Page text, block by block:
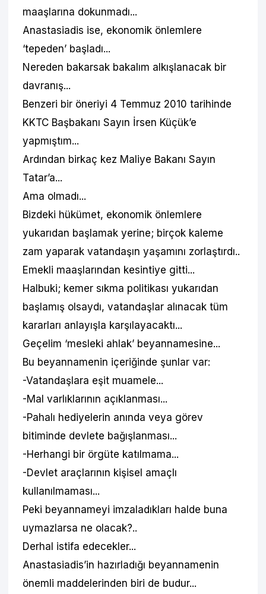
maaşlarına dokunmadı...
Anastasiadis ise, ekonomik önlemlere
‘tepeden’ başladı...
Nereden bakarsak bakalım alkışlanacak bir
davranış...
Benzeri bir öneriyi 4 Temmuz 2010 tarihinde
KKTC Başbakanı Sayın İrsen Küçük’e
yapmıştım...
Ardından birkaç kez Maliye Bakanı Sayın
Tatar’a...
Ama olmadı...
Bizdeki hükümet, ekonomik önlemlere
yukarıdan başlamak yerine; birçok kaleme
zam yaparak vatandaşın yaşamını zorlaştırdı..
Emekli maaşlarından kesintiye gitti...
Halbuki; kemer sıkma politikası yukarıdan
başlamış olsaydı, vatandaşlar alınacak tüm
kararları anlayışla karşılayacaktı...
Geçelim ‘mesleki ahlak’ beyannamesine...
Bu beyannamenin içeriğinde şunlar var:
-Vatandaşlara eşit muamele...
-Mal varlıklarının açıklanması...
-Pahalı hediyelerin anında veya görev
bitiminde devlete bağışlanması...
-Herhangi bir örgüte katılmama...
-Devlet araçlarının kişisel amaçlı
kullanılmaması...
Peki beyannameyi imzaladıkları halde buna
uymazlarsa ne olacak?..
Derhal istifa edecekler...
Anastasiadis’in hazırladığı beyannamenin
önemli maddelerinden biri de budur...